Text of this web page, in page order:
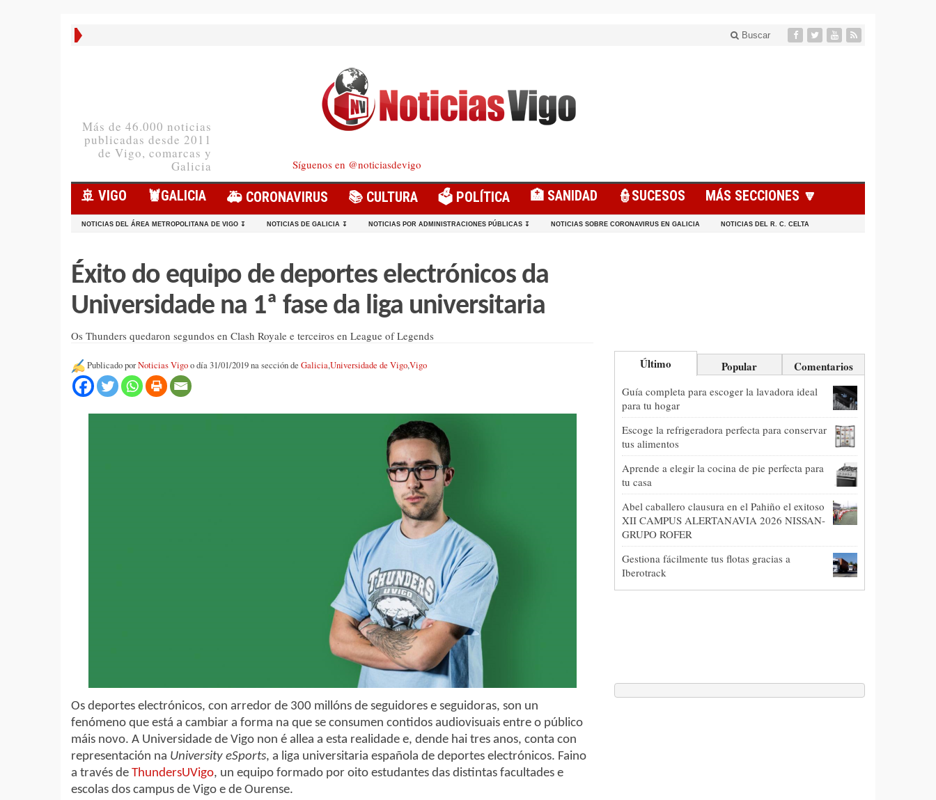
Buscar
Más de 46.000 noticias
publicadas desde 2011
de Vigo, comarcas y
Galicia
Síguenos en @noticiasdevigo
🚢 VIGO 🦞️GALICIA 🚑 CORONAVIRUS 📚 CULTURA 🗳️ POLÍTICA 🏥 SANIDAD 👮SUCESOS MÁS SECCIONES 🔽
NOTICIAS DEL ÁREA METROPOLITANA DE VIGO ↧ NOTICIAS DE GALICIA ↧ NOTICIAS POR ADMINISTRACIONES PÚBLICAS ↧ NOTICIAS SOBRE CORONAVIRUS EN GALICIA NOTICIAS DEL R. C. CELTA
Éxito do equipo de deportes electrónicos da
Universidade na 1ª fase da liga universitaria
Os Thunders quedaron segundos en Clash Royale e terceiros en League of Legends
Publicado porNoticias Vigoo día 31/01/2019 na sección de Galicia,Universidade de Vigo,Vigo
Os deportes electrónicos, con arredor de 300 millóns de seguidores e seguidoras, son un
fenómeno que está a cambiar a forma na que se consumen contidos audiovisuais entre o público
máis novo. A Universidade de Vigo non é allea a esta realidade e, dende hai tres anos, conta con
representación na University eSports, a liga universitaria española de deportes electrónicos. Faino
a través de ThundersUVigo, un equipo formado por oito estudantes das distintas facultades e
escolas dos campus de Vigo e de Ourense.
Último Popular Comentarios
Guía completa para escoger la lavadora ideal
para tu hogar
Escoge la refrigeradora perfecta para conservar
tus alimentos
Aprende a elegir la cocina de pie perfecta para
tu casa
Abel caballero clausura en el Pahiño el exitoso
XII CAMPUS ALERTANAVIA 2026 NISSAN-
GRUPO ROFER
Gestiona fácilmente tus flotas gracias a
Iberotrack